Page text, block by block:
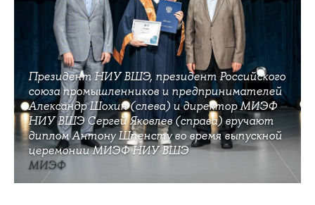
Президент НИУ ВШЭ, президент Российского
союза промышленников и предпринимателей
Александр Шохин (слева) и директор МИЭФ
НИУ ВШЭ Сергей Яковлев (справа) вручают
диплом Антону Шпенсту во время выпускной
церемонии МИЭФ НИУ ВШЭ
МИЭФ